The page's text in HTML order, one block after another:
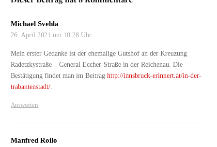
Michael Svehla
26. April 2021 um 10:28 Uhr
Mein erster Gedanke ist der ehemalige Gutshof an der Kreuzung
Radetzkystraße – General Eccher-Straße in der Reichenau. Die
Bestätigung findet man im Beitraghttp://innsbruck-erinnert.at/in-der-
trabantenstadt/
Antworten
Manfred Roilo